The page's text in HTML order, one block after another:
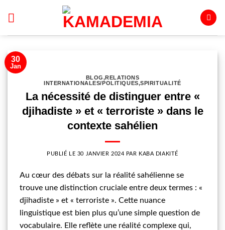
30
Jan
BLOG,RELATIONS
INTERNATIONALES/POLITIQUES,SPIRITUALITÉ
La nécessité de distinguer entre «
djihadiste » et « terroriste » dans le
contexte sahélien
PUBLIÉ LE 30 JANVIER 2024 PAR KABA DIAKITÉ
Au cœur des débats sur la réalité sahélienne se
trouve une distinction cruciale entre deux termes : «
djihadiste » et « terroriste ». Cette nuance
linguistique est bien plus qu’une simple question de
vocabulaire. Elle reflète une réalité complexe qui,